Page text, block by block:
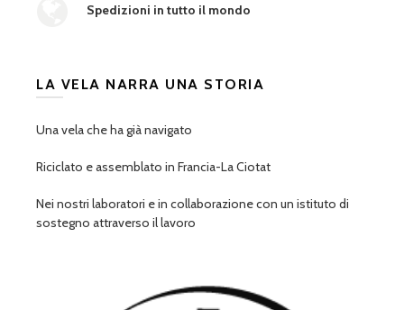
Spedizioni in tutto il mondo
LA VELA NARRA UNA STORIA
Una vela che ha già navigato
Riciclato e assemblato in Francia-La Ciotat
Nei nostri laboratori e in collaborazione con un istituto di
sostegno attraverso il lavoro